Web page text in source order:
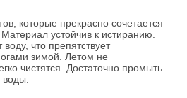
которые прекрасно сочетается
устойчив к истиранию.
воду, что препятствует
зимой. Летом не
чистятся. Достаточно промыть